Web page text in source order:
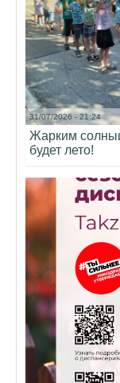
31/07/2026 - 21:24
Жарким
будет лето!